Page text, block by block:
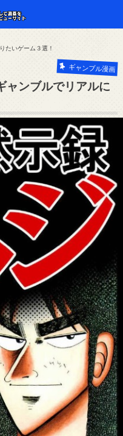
たいゲーム３選！
ギャンブル漫画
ャンブルでリアルに